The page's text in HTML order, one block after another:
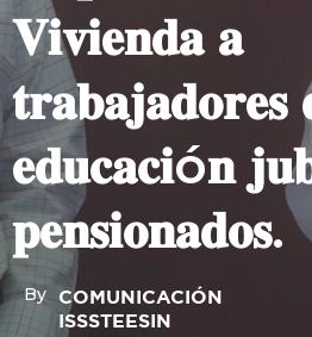
𝐕𝐢𝐯𝐢𝐞𝐧𝐝𝐚 𝐚
𝐭𝐫𝐚𝐛𝐚𝐣𝐚𝐝𝐨𝐫𝐞𝐬
𝐞𝐝𝐮𝐜𝐚𝐜𝐢ó𝐧
𝐩𝐞𝐧𝐬𝐢𝐨𝐧𝐚𝐝𝐨𝐬.
By COMUNICACIÓN
ISSSTEESIN